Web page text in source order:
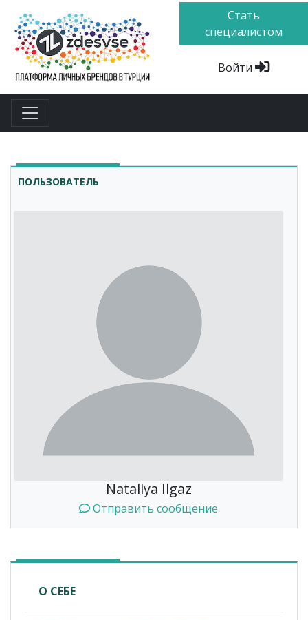
Стать
специалистом
Войти
ПОЛЬЗОВАТЕЛЬ
Nataliya Ilgaz
Отправить сообщение
О СЕБЕ